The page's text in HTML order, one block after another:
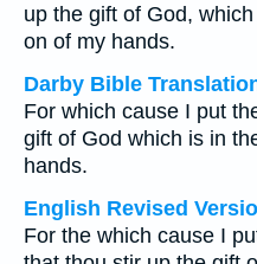
up the gift of God,
on of my hands.
Darby Bible
For which cause I put
gift of God which is in
hands.
English Revised
For the which cause I